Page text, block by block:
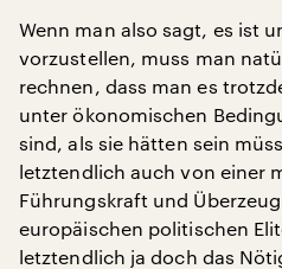
Wenn man also sagt, es ist
vorzustellen, muss man
rechnen, dass man es
unter ökonomischen
sind, als sie hätten sein
letztendlich auch von einer
Führungskraft und
europäischen politischen
letztendlich ja doch das